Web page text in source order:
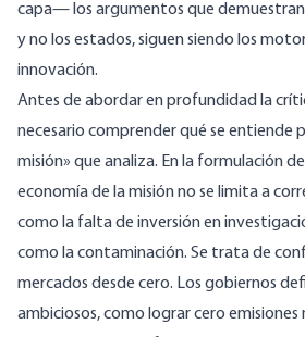
capa— los argumentos que
y no los estados, siguen siendo los
innovación.
Antes de abordar en profundidad la
necesario comprender qué se entiende
misión» que analiza. En la formulación
economía de la misión no se limita a
como la falta de inversión en
como la contaminación. Se trata de
mercados desde cero. Los gobiernos
ambiciosos, como lograr cero